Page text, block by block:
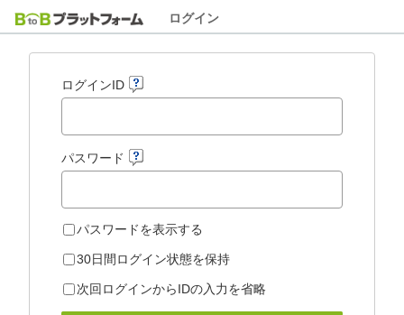
ログイン
ログインID
パスワード
パスワードを表示する
30日間ログイン状態を保持
次回ログインからIDの入力を省略